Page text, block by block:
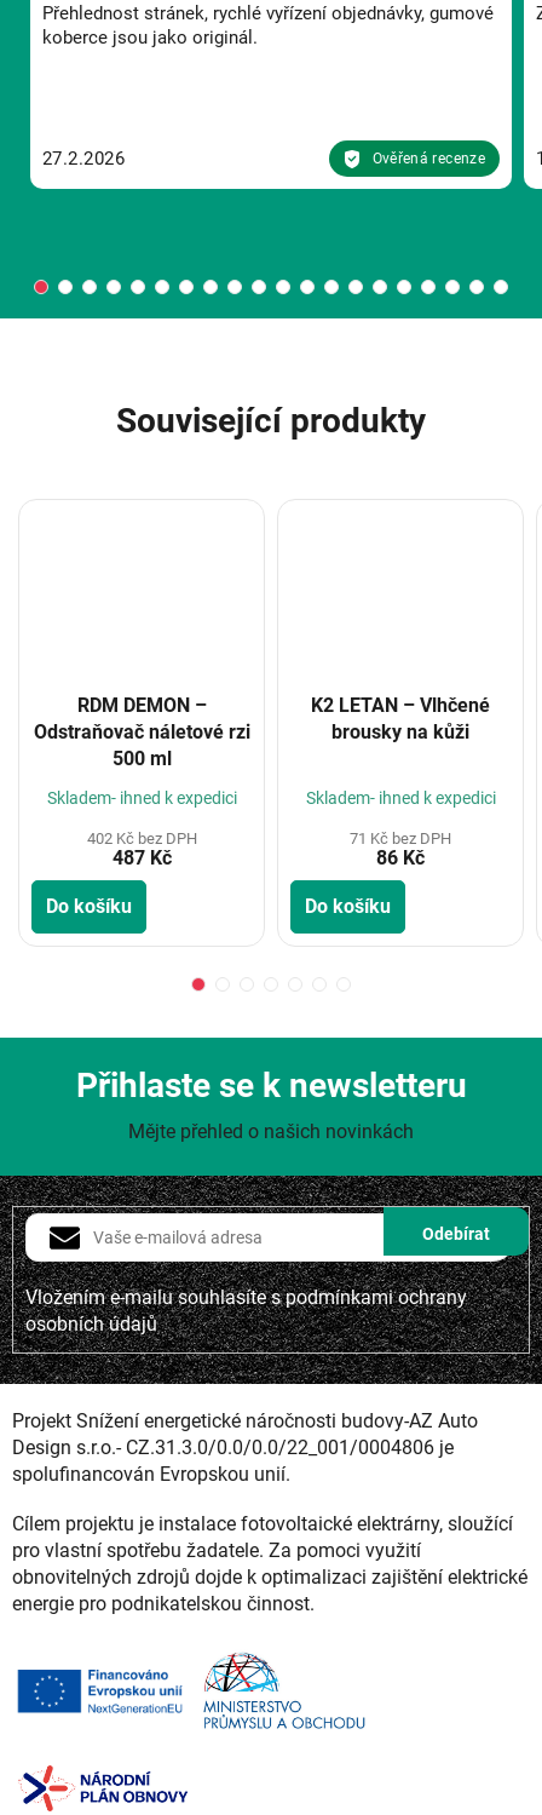
Související produkty
RDM DEMON –
Odstraňovač náletové rzi
500 ml
Skladem- ihned k expedici
402 Kč bez DPH
487 Kč
Do košíku
K2 LETAN – Vlhčené
brousky na kůži
Skladem- ihned k expedici
71 Kč bez DPH
86 Kč
Do košíku
Přehlednost stránek, rychlé vyřízení objednávky, gumové
koberce jsou jako originál.
27.2.2026 Ověřená recenze
Vložením e-mailu souhlasíte spodmínkami ochrany
osobních údajů
Přihlaste se k newsletteru
Mějte přehled o našich novinkách
Projekt Snížení energetické náročnosti budovy-AZ Auto
Design s.r.o.- CZ.31.3.0/0.0/0.0/22_001/0004806 je
spolufinancován Evropskou unií.
Cílem projektu je instalace fotovoltaické elektrárny, sloužící
pro vlastní spotřebu žadatele. Za pomoci využití
obnovitelných zdrojů dojde k optimalizaci zajištění elektrické
energie pro podnikatelskou činnost.